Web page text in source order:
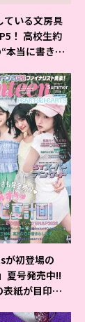
ている文房具
！ 高校生約
本当に書きや
初登場の
夏号発売中!!
紙が目印だ